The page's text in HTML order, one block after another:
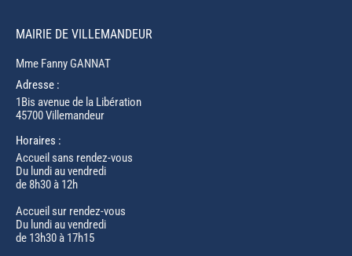
MAIRIE DE VILLEMANDEUR
Mme Fanny GANNAT
Adresse :
1Bis avenue de la Libération
45700 Villemandeur
Horaires :
Accueil sans rendez-vous
Du lundi au vendredi
de 8h30 à 12h
Accueil sur rendez-vous
Du lundi au vendredi
de 13h30 à 17h15